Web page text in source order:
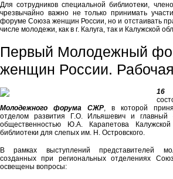
Для сотрудников специальной библиотеки,
чрезвычайно важно не только принимать
форуме Союза женщин России, но и отстаивать
числе молодежи, как в г. Калуга, так и Калужской
Первый Молодежный
женщин России.
16
Молодежного форума СЖР, в которой
отделом развития Г.О. Ильяшевич и главный
общественностью Ю.А. Карапетова Калужской
библиотеки для слепых им. Н. Островского.
В рамках выступлений представителей
созданных при региональных отделениях
освещены вопросы: